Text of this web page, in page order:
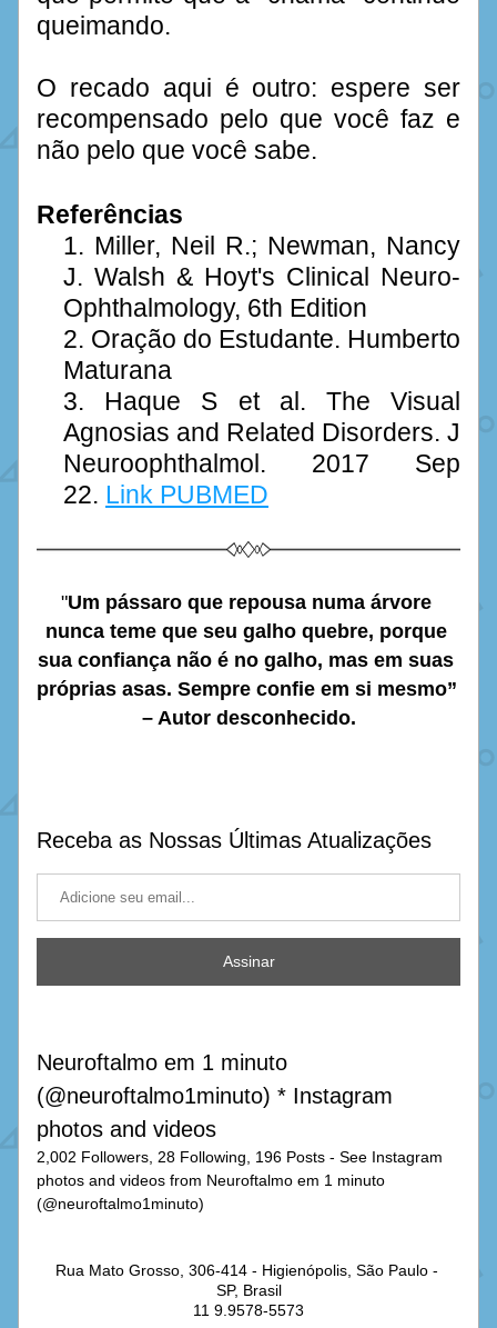
queimando.
O recado aqui é outro: espere ser
recompensado pelo que você faz e
não pelo que você sabe.
Referências
Miller, Neil R.; Newman, Nancy
J. Walsh & Hoyt's Clinical Neuro-
Ophthalmology, 6th Edition
Oração do Estudante. Humberto
Maturana
Haque S et al. The Visual
Agnosias and Related Disorders. J
Neuroophthalmol. 2017 Sep
22. Link PUBMED
"Um pássaro que repousa numa árvore
nunca teme que seu galho quebre, porque
sua confiança não é no galho, mas em suas
próprias asas. Sempre confie em si mesmo”
– Autor desconhecido.
Receba as Nossas Últimas Atualizações
Assinar
Neuroftalmo em 1 minuto
(@neuroftalmo1minuto) * Instagram
photos and videos
2,002 Followers, 28 Following, 196 Posts - See Instagram
photos and videos from Neuroftalmo em 1 minuto
(@neuroftalmo1minuto)
Rua Mato Grosso, 306-414 - Higienópolis, São Paulo -
SP, Brasil
11 9.9578-5573